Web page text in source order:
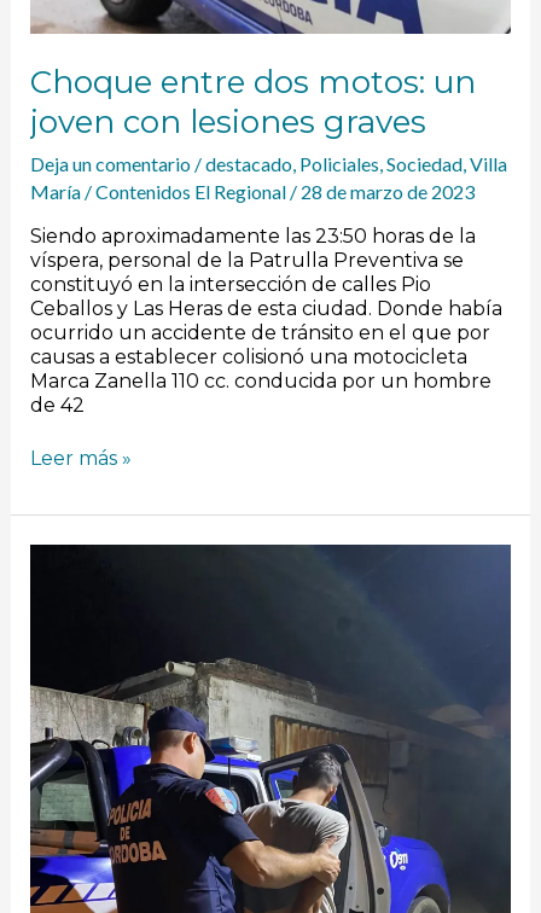
Choque entre dos motos: un
joven con lesiones graves
Deja un comentario /destacado, Policiales Sociedad, Villa
María/Contenidos El Regional / 28 de marzo de 2023
Siendo aproximadamente las 23:50 horas de la
víspera, personal de la Patrulla Preventiva se
constituyó en la intersección de calles Pio
Ceballos y Las Heras de esta ciudad. Donde había
ocurrido un accidente de tránsito en el que por
causas a establecer colisionó una motocicleta
Marca Zanella 110 cc. conducida por un hombre
de 42
Leer más »
golpear
a
su
hermana